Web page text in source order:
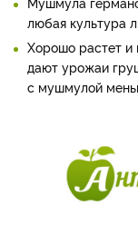
любая культура
Хорошо растет и
дают урожаи
с мушмулой